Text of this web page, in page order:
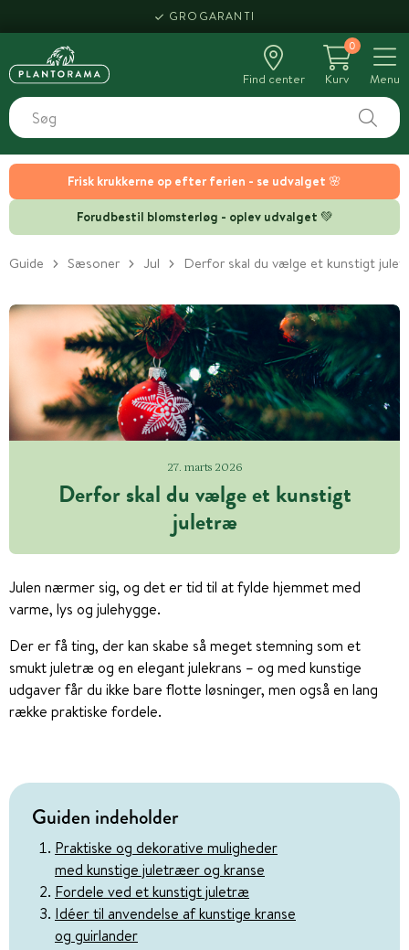
Frisk krukkerne op efter ferien - se udvalget 🌸
Forudbestil blomsterløg - oplev udvalget 💚
HENT SAMME DAG
Find center
0
Kurv
Menu
Guide Sæsoner Jul Derfor skal du vælge et kunstigt
27. marts 2026
Derfor skal du vælge et kunstigt
juletræ
Julen nærmer sig, og det er tid til at fylde hjemmet med
varme, lys og julehygge.
Der er få ting, der kan skabe så meget stemning som et
smukt juletræ og en elegant julekrans – og med kunstige
udgaver får du ikke bare flotte løsninger, men også en lang
række praktiske fordele.
Guiden indeholder
Praktiske og dekorative muligheder
med kunstige juletræer og kranse
Fordele ved et kunstigt juletræ
Idéer til anvendelse af kunstige kranse
og guirlander